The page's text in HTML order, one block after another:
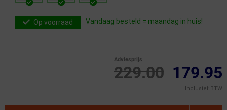
Op voorraad Vandaag besteld = maandag in huis!
229.00
Adviesprijs
179.95
Inclusief BTW